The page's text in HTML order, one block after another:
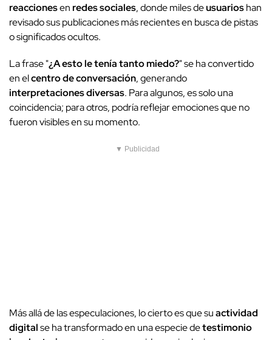
reaccionesenredes sociales, donde miles deusuarioshan
revisado sus publicaciones más recientes en busca de pistas
o significados ocultos.
La frase "¿A esto le tenía tanto miedo?" se ha convertido
en elcentro de conversación, generando
interpretaciones diversas. Para algunos, es solo una
coincidencia; para otros, podría reflejar emociones que no
fueron visibles en su momento.
▼ Publicidad
Más allá de las especulaciones, lo cierto es que suactividad
digitalse ha transformado en una especie detestimonio